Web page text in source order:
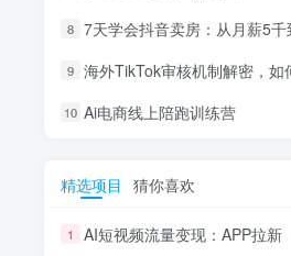
8 7天学会抖音卖房：从月薪5千到年入百万，新时代房
9 海外TikTok审核机制解密，如何利用手法
10 Ai电商线上陪跑训练营
精选项目 猜你喜欢
1 AI短视频流量变现：APP拉新